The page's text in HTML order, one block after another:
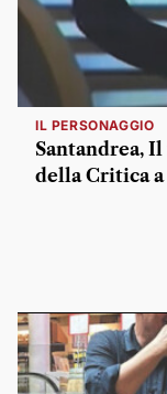
IL PERSONAGGIO
Santandrea,
della Critica a